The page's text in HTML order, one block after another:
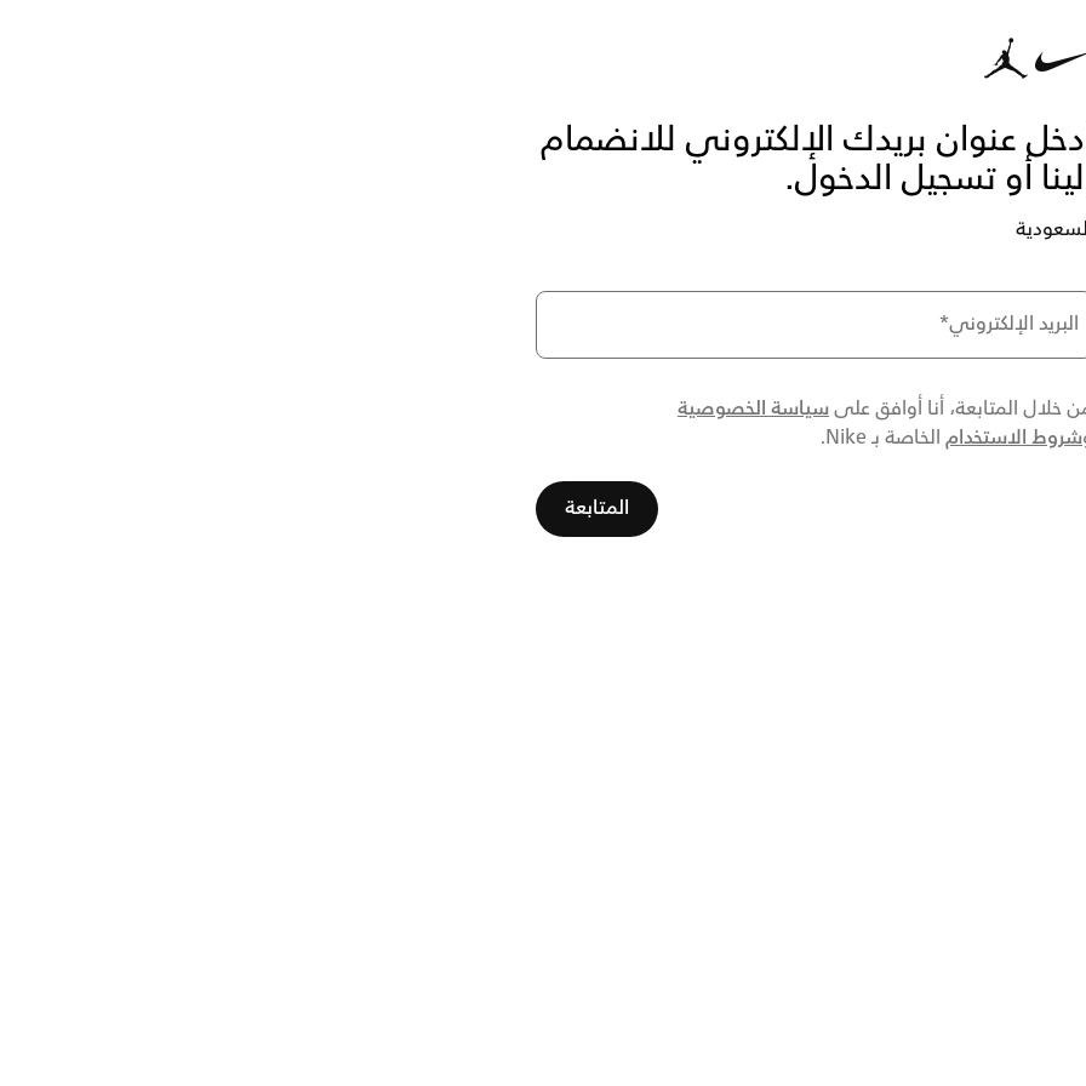
عنوان بريدك الإلكتروني للانضمام
أو تسجيل الدخول.
البريد الإلكتروني*
خلال المتابعة، أنا أوافق علىسياسة الخصوصية
شروط الاستخدام الخاصة بـ Nike.
المتابعة